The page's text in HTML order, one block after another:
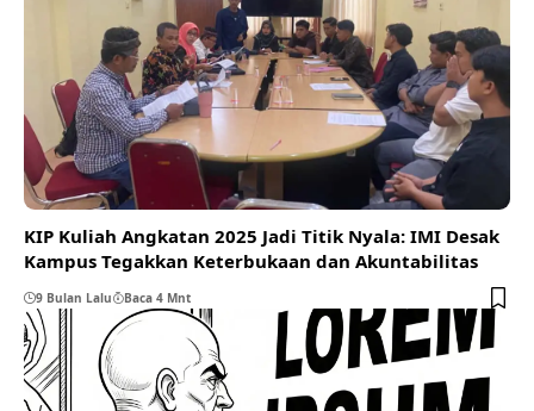
KIP Kuliah Angkatan 2025 Jadi Titik Nyala: IMI Desak
Kampus Tegakkan Keterbukaan dan Akuntabilitas
9 Bulan Lalu Baca 4 Mnt